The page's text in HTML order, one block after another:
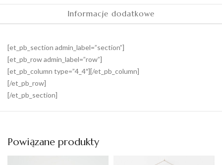
Informacje dodatkowe
[et_pb_section admin_label=”section”]
[et_pb_row admin_label=”row”]
[et_pb_column type=”4_4″][/et_pb_column]
[/et_pb_row]
[/et_pb_section]
Powiązane produkty